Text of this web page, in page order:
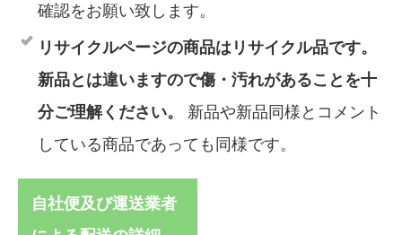
確認をお願い致します。
リサイクルページの商品はリサイクル品です。
新品とは違いますので傷・汚れがあることを十
分ご理解ください。
新品や新品同様とコメント
している商品であっても同様です。
自社便及び運送業者